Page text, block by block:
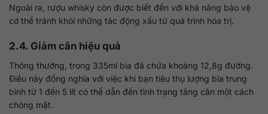
Ngoài ra, rượu whisky còn được biết đến với khả năng bảo vệ
cơ thể tránh khỏi những tác động xấu từ quá trình hóa trị.
2.4. Giảm cân hiệu quả
Thông thường, trong 335ml bia đã chứa khoảng 12,8g đường.
Điều này đồng nghĩa với việc khi bạn tiêu thụ lượng bia trung
bình từ 1 đến 5 lít có thể dẫn đến tình trạng tăng cân một cách
chóng mặt.